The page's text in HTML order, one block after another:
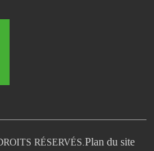
RÉSERVÉS. Plan du site